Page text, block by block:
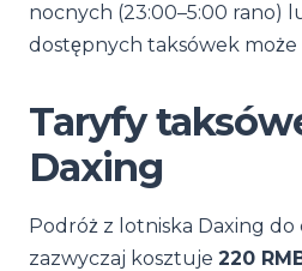
nocnych (23:00–5:00 rano)
dostępnych taksówek może
Taryfy
Daxing
Podróż z lotniska Daxing
zazwyczaj kosztuje 220